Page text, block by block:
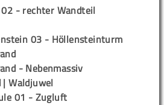
- rechter Wandteil
03 - Höllensteinturm
- Nebenmassiv
| Waldjuwel
01 - Zugluft